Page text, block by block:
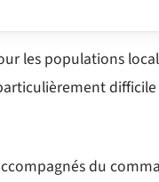
les populations
du